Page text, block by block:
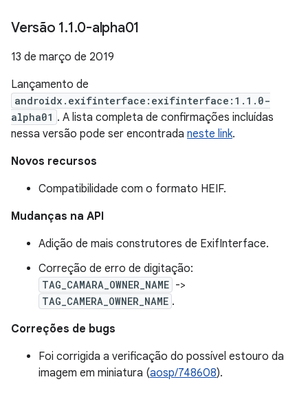
Versão 1.1.0-alpha01
13 de março de 2019
Lançamento de
androidx.exifinterface:exifinterface:1.1.0-
alpha01 . A lista completa de confirmações incluídas
nessa versão pode ser encontrada neste link.
Novos recursos
Compatibilidade com o formato HEIF.
Mudanças na API
Adição de mais construtores de ExifInterface.
Correção de erro de digitação:
TAG_CAMARA_OWNER_NAME ->
TAG_CAMERA_OWNER_NAME .
Correções de bugs
Foi corrigida a verificação do possível estouro da
imagem em miniatura (aosp/748608).